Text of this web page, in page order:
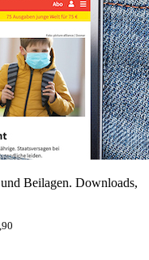
Beilagen. Downloads,